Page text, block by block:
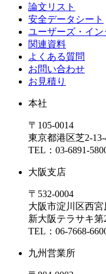
論文リスト
安全データシート
ユーザーズ・イン
関連資料
よくある質問
お問い合わせ
お見積り
本社
〒105-0014
東京都港区芝2-
TEL：03-6891-
大阪支店
〒532-0004
大阪市淀川区西宮
新大阪テラサキ第
TEL：06-7668-
九州営業所